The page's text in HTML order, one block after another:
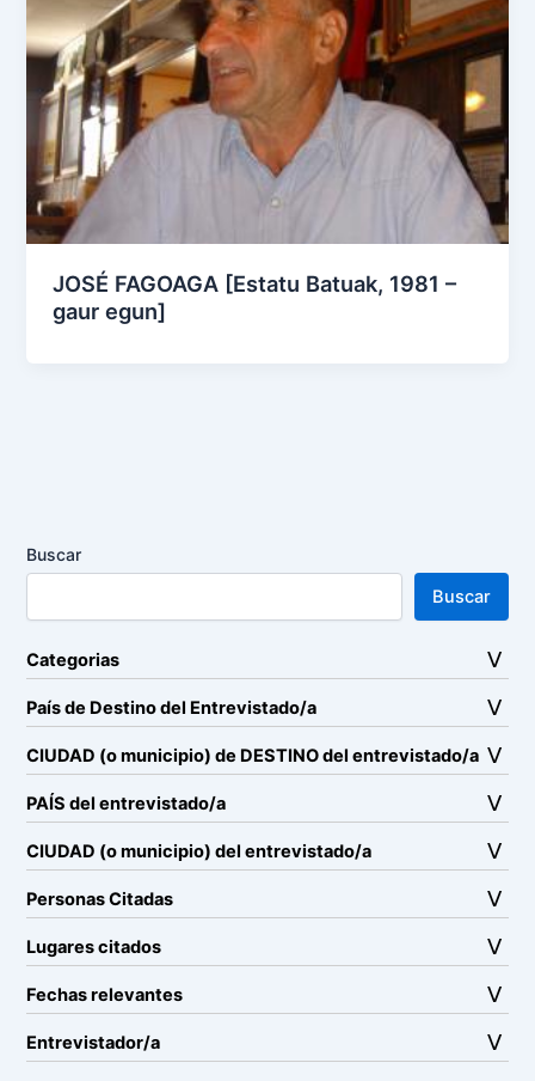
JOSÉ FAGOAGA [Estatu Batuak, 1981 –
gaur egun]
Buscar
Buscar
Categorias
País de Destino del Entrevistado/a
CIUDAD (o municipio) de DESTINO del entrevistado/a
PAÍS del entrevistado/a
CIUDAD (o municipio) del entrevistado/a
Personas Citadas
Lugares citados
Fechas relevantes
Entrevistador/a